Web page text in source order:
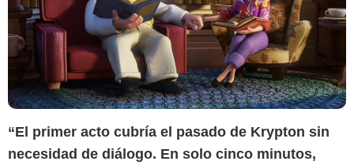
“El primer acto cubría el pasado de Krypton sin
necesidad de diálogo. En solo cinco minutos,